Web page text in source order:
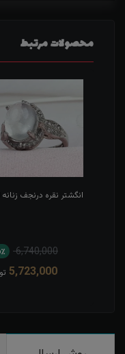
محصولات مرتبط
انگشتر نقره درنجف
6,740,000
5,723,000